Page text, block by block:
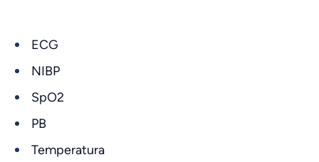
ECG
NIBP
SpO2
PB
Temperatura